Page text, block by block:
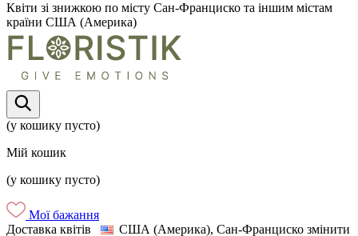
Квіти зі знижкою по місту Сан-Франциско та іншим містам
країни США (Америка)
(у кошику пусто)
Мій кошик
(у кошику пусто)
Мої бажання
Доставка квітів
США (Америка), Сан-Франциско змінити